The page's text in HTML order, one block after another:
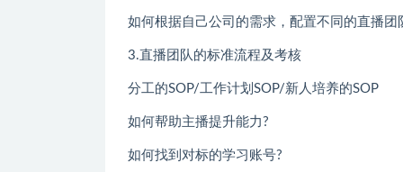
如何根据自己公司的需求，配置不同的直播团
3.直播团队的标准流程及考核
分工的SOP/工作计划SOP/新人培养的SOP
如何帮助主播提升能力?
如何找到对标的学习账号?